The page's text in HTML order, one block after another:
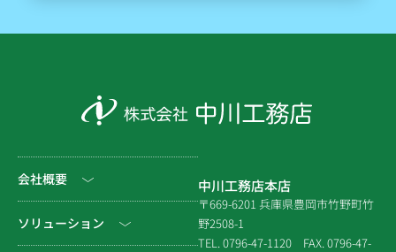
会社概要
社長挨拶
ソリューション
中川工務店本店
〒669-6201 兵庫県豊岡市竹野町竹
野2508-1
TEL. 0796-47-1120 FAX. 0796-47-